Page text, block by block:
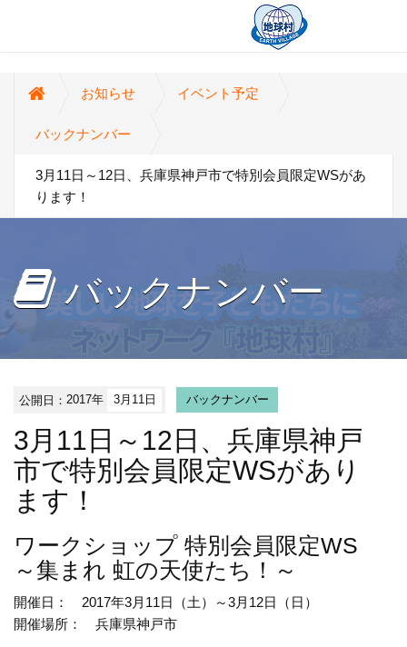
お知らせ イベント予定
バックナンバー
3月11日～12日、兵庫県神戸市で特別会員限定WSがあ
ります！
バックナンバー
公開日：2017年 3月11日 バックナンバー
3月11日～12日、兵庫県神戸
市で特別会員限定WSがあり
ます！
ワークショップ 特別会員限定WS
～集まれ 虹の天使たち！～
開催日： 2017年3月11日（土）～3月12日（日）
開催場所： 兵庫県神戸市